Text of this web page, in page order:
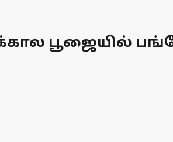
பூஜையில்